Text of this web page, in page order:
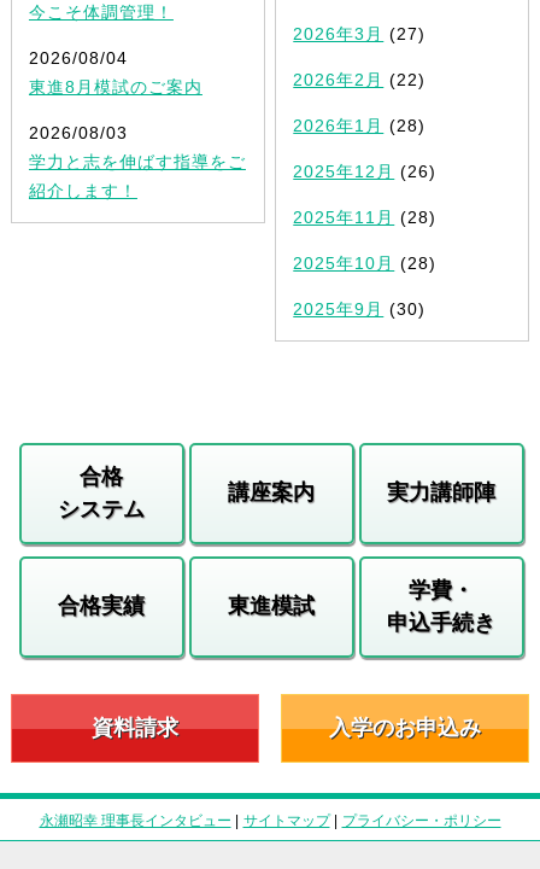
今こそ体調管理！
2026/08/04
東進8月模試のご案内
2026/08/03
学力と志を伸ばす指導をご
紹介します！
2026年3月 (27)
2026年2月 (22)
2026年1月 (28)
2025年12月 (26)
2025年11月 (28)
2025年10月 (28)
2025年9月 (30)
合格
システム
講座案内 実力講師陣
合格実績 東進模試
学費・
申込手続き
資料請求 入学のお申込み
永瀬昭幸 理事長インタビュー | サイトマップ| プライバシー・ポリシー